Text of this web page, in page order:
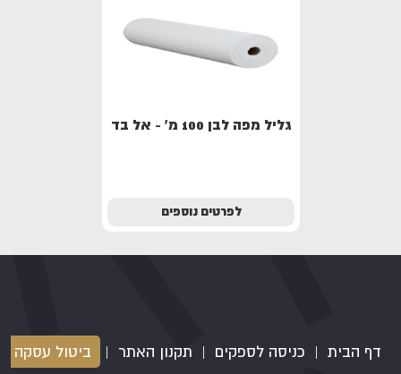
גליל מפה לבן 100 מ' - אל בד
לפרטים נוספים
דף הבית | כניסה לספקים | תקנון האתר | ביטול עסקה